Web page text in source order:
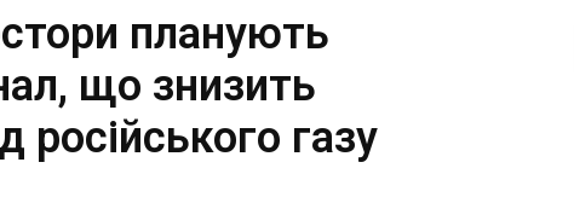
планують
що знизить
російського газу